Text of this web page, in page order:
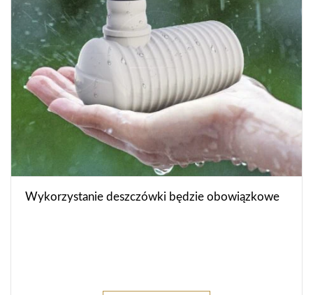
Wykorzystanie deszczówki będzie obowiązkowe